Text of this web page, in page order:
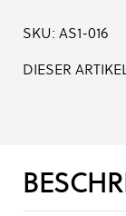
SKU: AS1-016
DIESER